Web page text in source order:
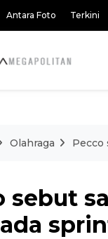
Antara Foto Terkini
Olahraga Pecco
sebut